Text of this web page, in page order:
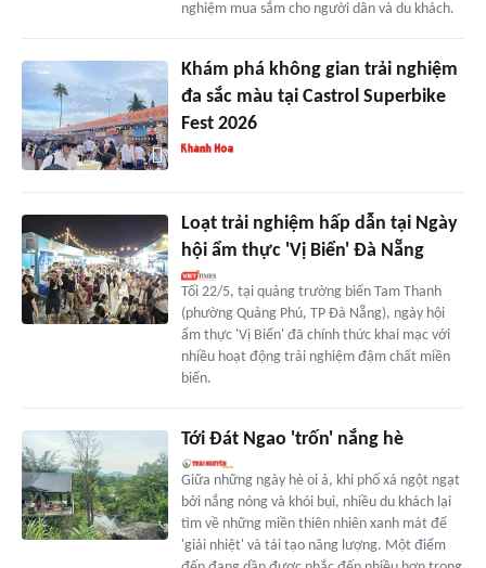
nghiệm mua sắm cho người dân và du khách.
Khám phá không gian trải nghiệm
đa sắc màu tại Castrol Superbike
Fest 2026
Loạt trải nghiệm hấp dẫn tại Ngày
hội ẩm thực 'Vị Biển' Đà Nẵng
Tối 22/5, tại quảng trường biển Tam Thanh
(phường Quảng Phú, TP Đà Nẵng), ngày hội
ẩm thực 'Vị Biển' đã chính thức khai mạc với
nhiều hoạt động trải nghiệm đậm chất miền
biển.
Tới Đát Ngao 'trốn' nắng hè
Giữa những ngày hè oi ả, khi phố xá ngột ngạt
bởi nắng nóng và khói bụi, nhiều du khách lại
tìm về những miền thiên nhiên xanh mát để
'giải nhiệt' và tái tạo năng lượng. Một điểm